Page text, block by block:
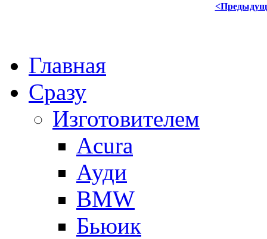
Главная
Сразу
Изготовителем
Acura
Ауди
BMW
Бьюик